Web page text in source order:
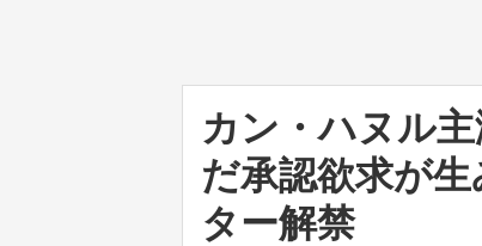
カン・ハヌル
だ承認欲求が
ター解禁